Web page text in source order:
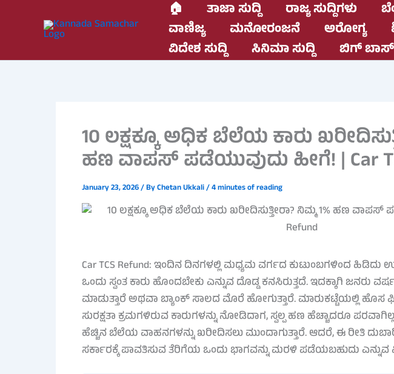
🏠 ತಾಜಾ ಸುದ್ದಿ ರಾಜ್ಯ ಸುದ್ದಿಗಳು
ವಾಣಿಜ್ಯ
ಮನೋರಂಜನೆ ಅರೋಗ್ಯ
ವಿದೇಶ ಸುದ್ದಿ
ಸಿನಿಮಾ ಸುದ್ದಿ ಬಿಗ್ ಬಾಸ್
10 ಲಕ್ಷಕ್ಕೂ ಅಧಿಕ ಬೆಲೆಯ ಕಾರು
ಹಣ ವಾಪಸ್ ಪಡೆಯುವುದು ಹೀಗೆ! | Car
January 23, 2026/ ByChetan Ukkali/4 minutes of reading
Car TCS Refund: ಇಂದಿನ ದಿನಗಳಲ್ಲಿ ಮಧ್ಯಮ ವರ್ಗದ ಕುಟುಂಬಗಳಿಂದ
ಒಂದು ಸ್ವಂತ ಕಾರು ಹೊಂದಬೇಕು ಎನ್ನುವ ದೊಡ್ಡ ಕನಸಿರುತ್ತದೆ. ಇದಕ್ಕಾಗಿ
ಮಾಡುತ್ತಾರೆ ಅಥವಾ ಬ್ಯಾಂಕ್ ಸಾಲದ ಮೊರೆ ಹೋಗುತ್ತಾರೆ. ಮಾರುಕಟ್ಟೆಯಲ್ಲಿ ಹೊಸ
ಸುರಕ್ಷತಾ ಕ್ರಮಗಳಿರುವ ಕಾರುಗಳನ್ನು ನೋಡಿದಾಗ, ಸ್ವಲ್ಪ ಹಣ ಹೆಚ್ಚಾದರೂ
ಹೆಚ್ಚಿನ ಬೆಲೆಯ ವಾಹನಗಳನ್ನು ಖರೀದಿಸಲು ಮುಂದಾಗುತ್ತಾರೆ. ಆದರೆ, ಈ ರೀತಿ
ಸರ್ಕಾರಕ್ಕೆ ಪಾವತಿಸುವ ತೆರಿಗೆಯ ಒಂದು ಭಾಗವನ್ನು ಮರಳಿ ಪಡೆಯಬಹುದು